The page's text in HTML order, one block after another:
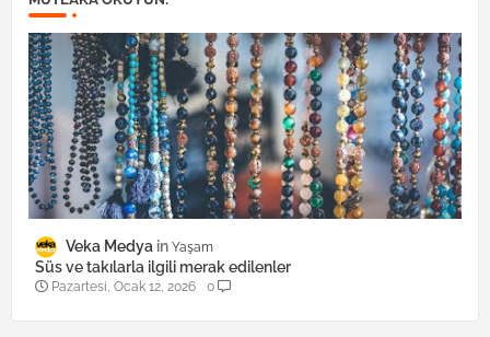
Veka Medya Yaşam
Süs ve takılarla ilgili merak edilenler
Pazartesi, Ocak 12, 2026 0